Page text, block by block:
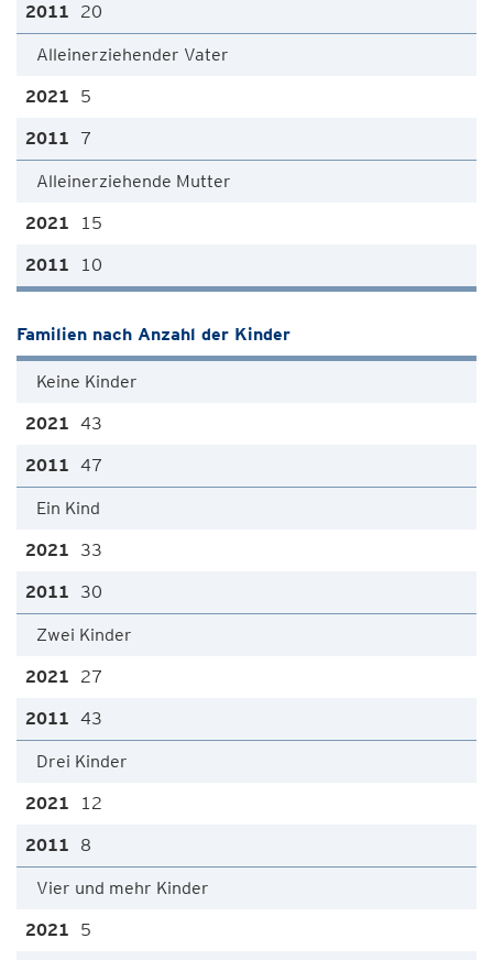
20
Alleinerziehender Vater
5
7
Alleinerziehende Mutter
15
10
Familien nach Anzahl der Kinder
Keine Kinder
43
47
Ein Kind
33
30
Zwei Kinder
27
43
Drei Kinder
12
8
Vier und mehr Kinder
5